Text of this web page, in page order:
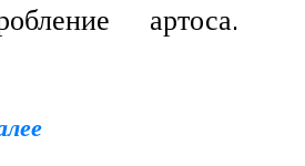
артоса.